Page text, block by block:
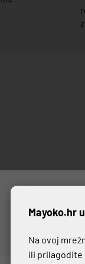
-20%
Mayoko.hr
Na ovoj
ili prilagodite